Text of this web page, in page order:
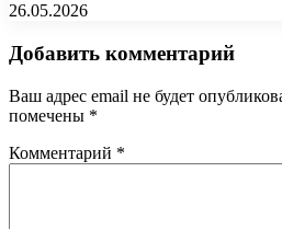
26.05.2026
Добавить комментарий
Ваш адрес email не будет
помечены *
Комментарий *